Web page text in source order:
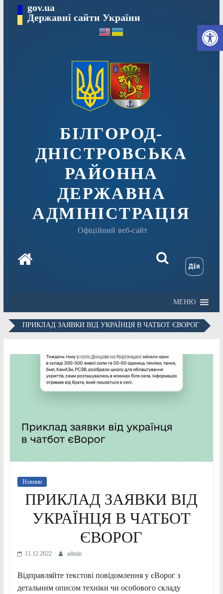
вмісту
gov.ua
Державні сайти України
БІЛГОРОД-
ДНІСТРОВСЬКА
РАЙОННА
ДЕРЖАВНА
АДМІНІСТРАЦІЯ
Офіційний веб-сайт
МЕНЮ
ПРИКЛАД ЗАЯВКИ ВІД УКРАЇНЦЯ В ЧАТБОТ ЄВОРОГ
Новини
ПРИКЛАД ЗАЯВКИ ВІД
УКРАЇНЦЯ В ЧАТБОТ
ЄВОРОГ
11.12.2022 admin
Відправляйте текстові повідомлення у єВорог з
детальним описом техніки чи особового складу